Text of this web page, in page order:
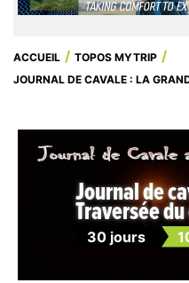
ACCUEIL
TOPOS MYTRIP
JOURNAL DE CAVALE : LA
Journal de
Traversée
30 jours